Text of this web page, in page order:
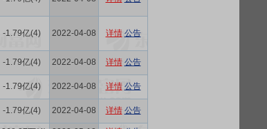
-1.79亿(4) 2022-04-08 详情 公告
-1.79亿(4) 2022-04-08 详情 公告
-1.79亿(4) 2022-04-08 详情 公告
-1.79亿(4) 2022-04-08 详情 公告